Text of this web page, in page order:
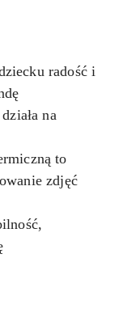
radość i
na
to
zdjęć